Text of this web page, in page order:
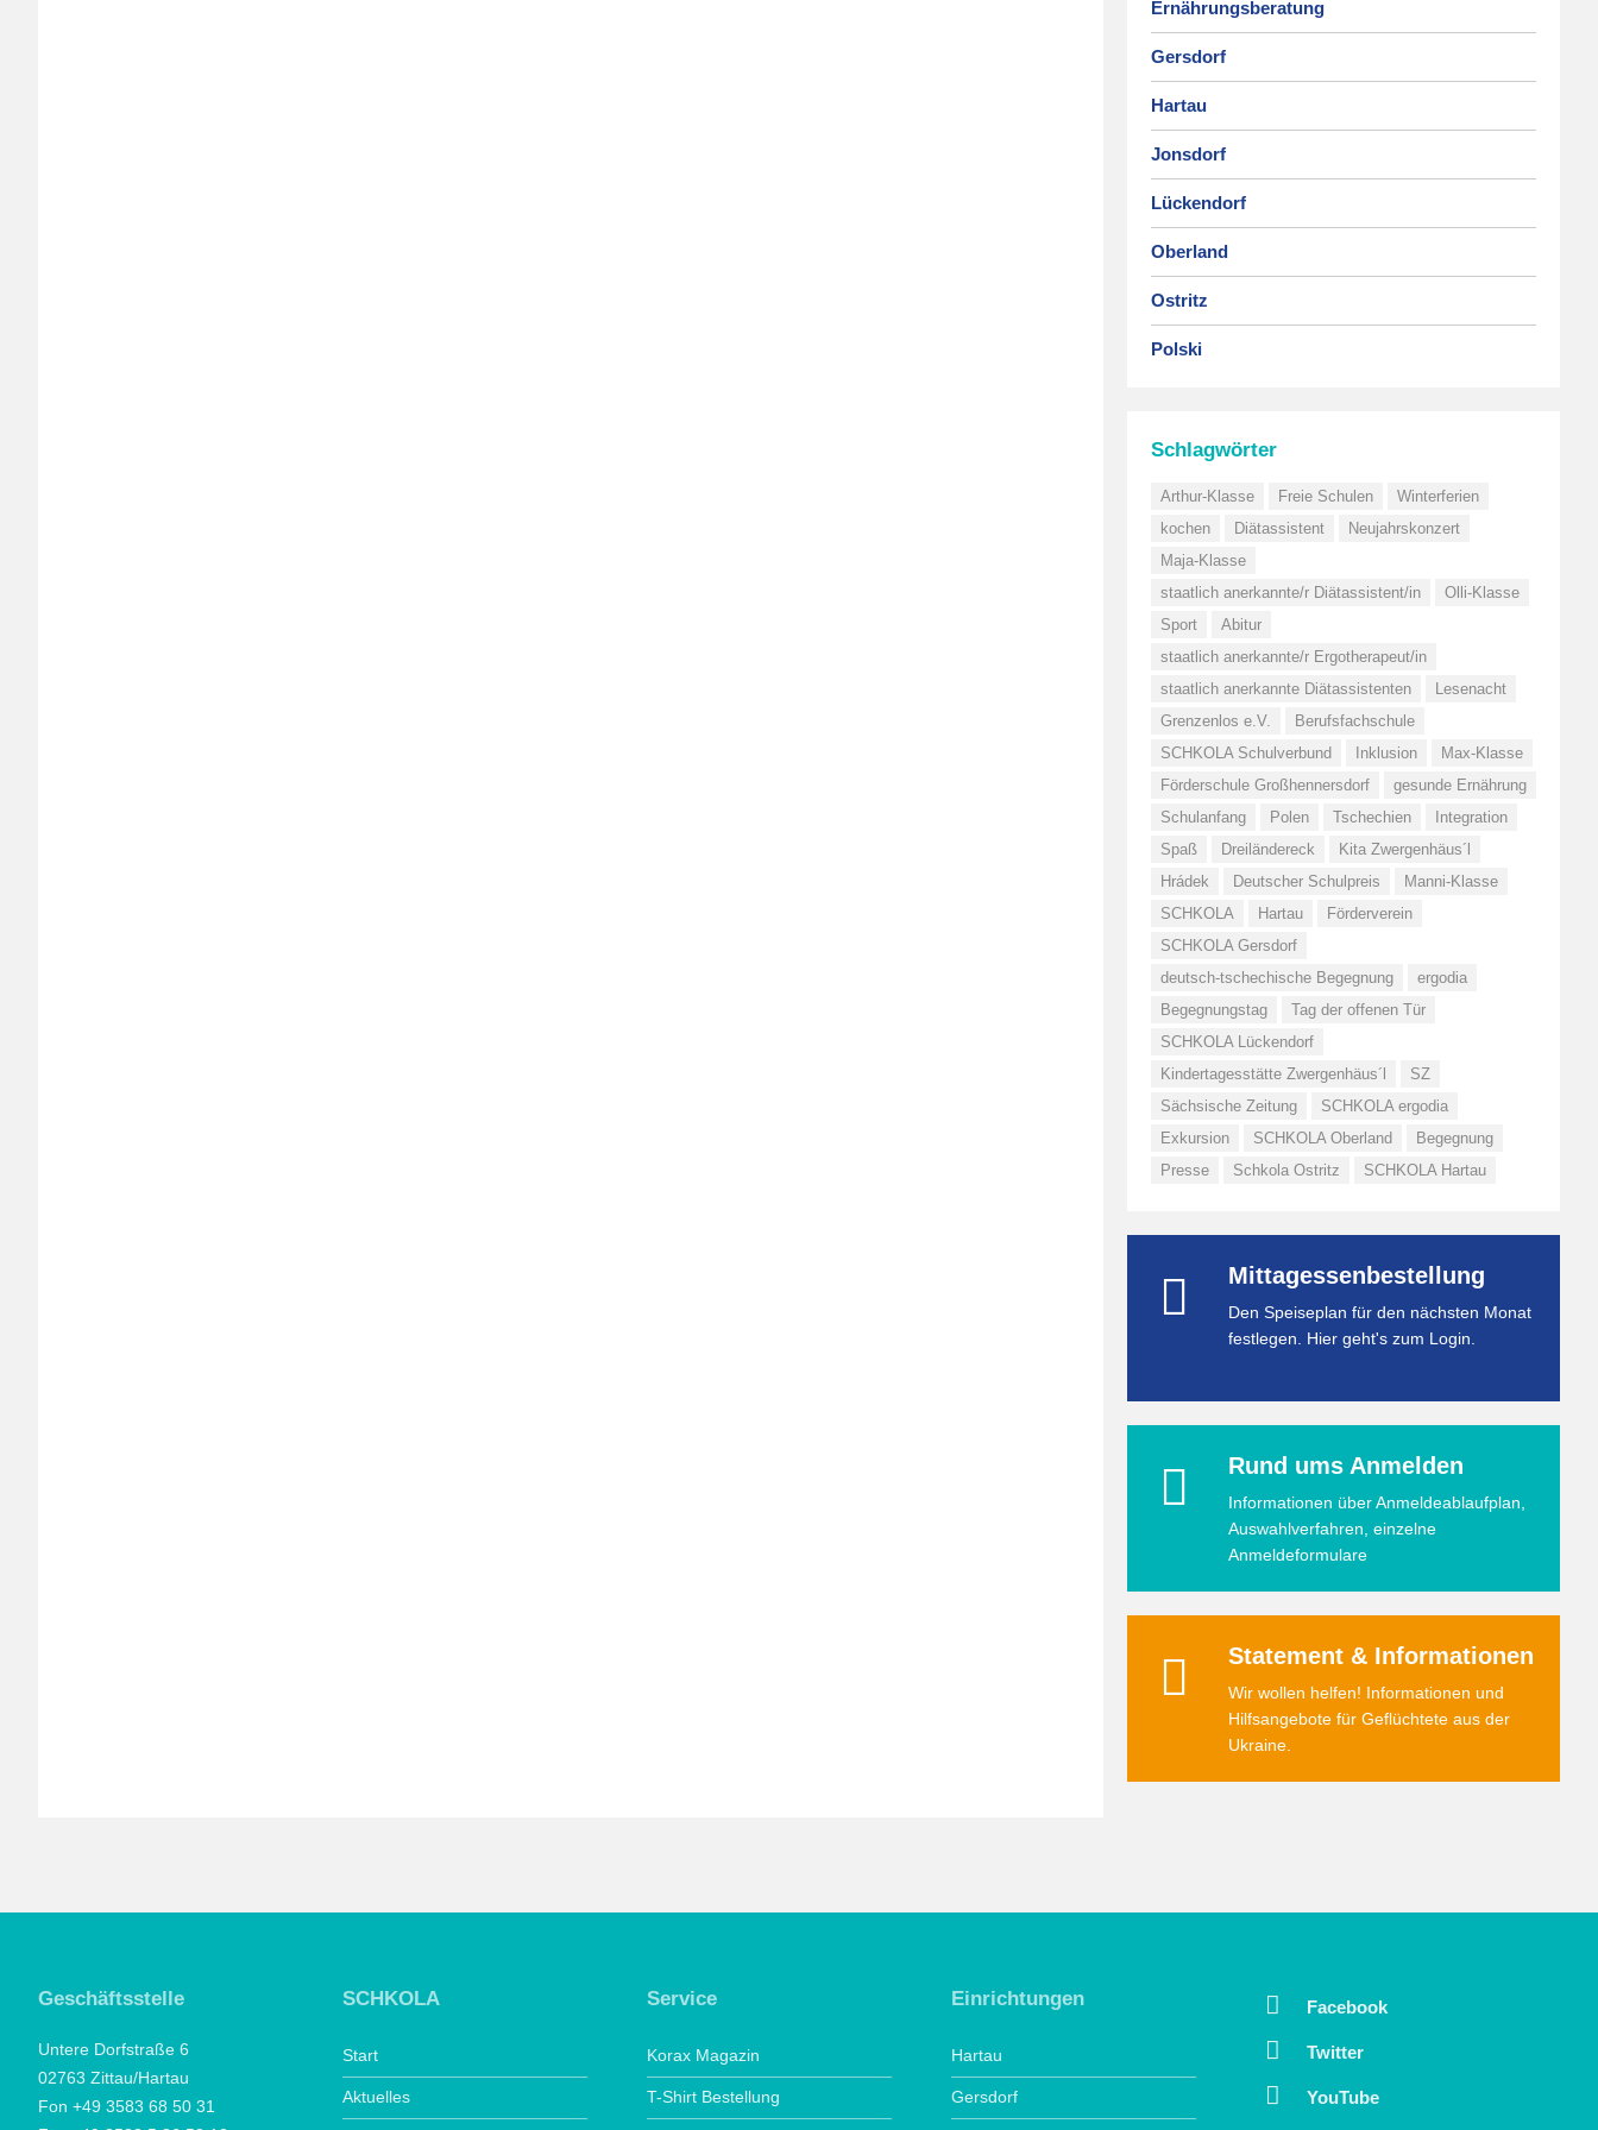
Ernährungsberatung
Gersdorf
Hartau
Jonsdorf
Lückendorf
Oberland
Ostritz
Polski
Schlagwörter
Arthur-Klasse Freie Schulen
Winterferien
kochen
Diätassistent
Neujahrskonzert
Maja-Klasse
staatlich anerkannte/r Diätassistent/in
Olli-Klasse
Sport
Abitur
staatlich anerkannte/r Ergotherapeut/in
staatlich anerkannte Diätassistenten
Lesenacht
Grenzenlos e.V.
Berufsfachschule
SCHKOLA Schulverbund
Inklusion
Max-Klasse
Förderschule Großhennersdorf
gesunde Ernährung
Schulanfang
Polen Tschechien
Integration
Spaß
Dreiländereck
Kita Zwergenhäus´l
Hrádek
Deutscher Schulpreis
Manni-Klasse
SCHKOLA
Hartau
Förderverein
SCHKOLA Gersdorf
deutsch-tschechische Begegnung
ergodia
Begegnungstag
Tag der offenen Tür
SCHKOLA Lückendorf
Kindertagesstätte Zwergenhäus´l
SZ
Sächsische Zeitung
SCHKOLA ergodia
Exkursion
SCHKOLA Oberland
Begegnung
Presse
Schkola Ostritz SCHKOLA Hartau
Mittagessenbestellung
Den Speiseplan für den nächsten Monat
festlegen. Hier geht's zum Login.
Rund ums Anmelden
Informationen über Anmeldeablaufplan,
Auswahlverfahren, einzelne
Anmeldeformulare
Statement & Informationen
Wir wollen helfen! Informationen und
Hilfsangebote für Geflüchtete aus der
Ukraine.
Geschäftsstelle
Untere Dorfstraße 6
02763 Zittau/Hartau
Fon +49 3583 68 50 31
SCHKOLA
Start
Aktuelles
Service
Korax Magazin
T-Shirt Bestellung
Einrichtungen
Hartau
Gersdorf
Facebook
Twitter
YouTube